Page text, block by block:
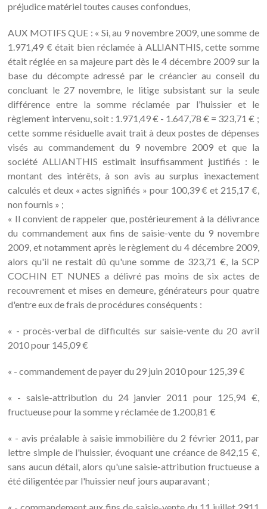
préjudice matériel toutes causes confondues,
AUX MOTIFS QUE : « Si, au 9 novembre 2009, une somme de
1.971,49 € était bien réclamée à ALLIANTHIS, cette somme
était réglée en sa majeure part dès le 4 décembre 2009 sur la
base du décompte adressé par le créancier au conseil du
concluant le 27 novembre, le litige subsistant sur la seule
différence entre la somme réclamée par l'huissier et le
règlement intervenu, soit : 1.971,49 € - 1.647,78 € = 323,71 € ;
cette somme résiduelle avait trait à deux postes de dépenses
visés au commandement du 9 novembre 2009 et que la
société ALLIANTHIS estimait insuffisamment justifiés : le
montant des intérêts, à son avis au surplus inexactement
calculés et deux « actes signifiés » pour 100,39 € et 215,17 €,
non fournis » ;
« Il convient de rappeler que, postérieurement à la délivrance
du commandement aux fins de saisie-vente du 9 novembre
2009, et notamment après le règlement du 4 décembre 2009,
alors qu'il ne restait dû qu'une somme de 323,71 €, la SCP
COCHIN ET NUNES a délivré pas moins de six actes de
recouvrement et mises en demeure, générateurs pour quatre
d'entre eux de frais de procédures conséquents :
« - procès-verbal de difficultés sur saisie-vente du 20 avril
2010 pour 145,09 €
« - commandement de payer du 29 juin 2010 pour 125,39 €
« - saisie-attribution du 24 janvier 2011 pour 125,94 €,
fructueuse pour la somme y réclamée de 1.200,81 €
« - avis préalable à saisie immobilière du 2 février 2011, par
lettre simple de l'huissier, évoquant une créance de 842,15 €,
sans aucun détail, alors qu'une saisie-attribution fructueuse a
été diligentée par l'huissier neuf jours auparavant ;